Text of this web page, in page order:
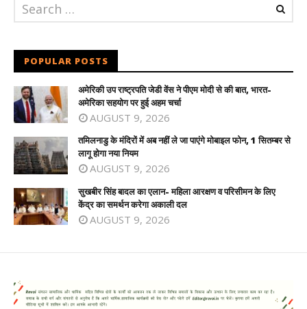
POPULAR POSTS
अमेरिकी उप राष्ट्रपति जेडी वेंस ने पीएम मोदी से की बात, भारत-
अमेरिका सहयोग पर हुई अहम चर्चा
AUGUST 9, 2026
तमिलनाडु के मंदिरों में अब नहीं ले जा पाएंगे मोबाइल फोन, 1 सितम्बर से
लागू होगा नया नियम
AUGUST 9, 2026
सुखबीर सिंह बादल का एलान- महिला आरक्षण व परिसीमन के लिए
केंद्र का समर्थन करेगा अकाली दल
AUGUST 9, 2026